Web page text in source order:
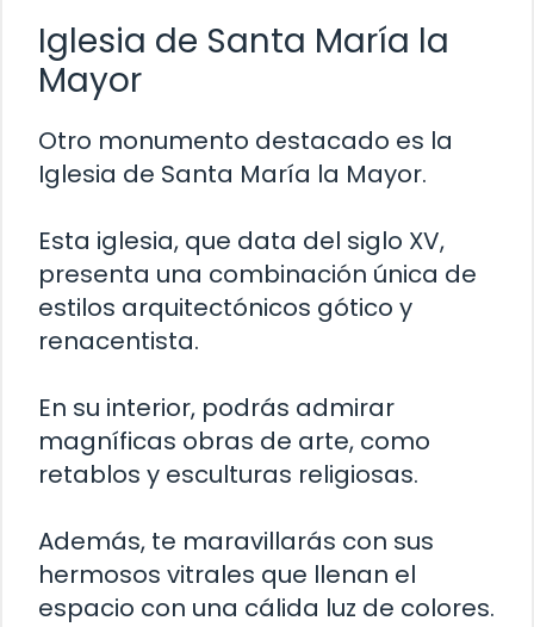
Iglesia de Santa María la
Mayor
Otro monumento destacado es la
Iglesia de Santa María la Mayor.
Esta iglesia, que data del siglo XV,
presenta una combinación única de
estilos arquitectónicos gótico y
renacentista.
En su interior, podrás admirar
magníficas obras de arte, como
retablos y esculturas religiosas.
Además, te maravillarás con sus
hermosos vitrales que llenan el
espacio con una cálida luz de colores.